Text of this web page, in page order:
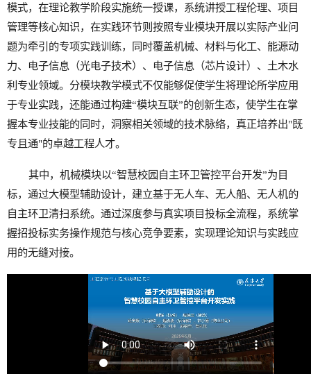
模式，在理论教学阶段实施统一授课，系统讲授工程伦理、项目
管理等核心知识，在实践环节则按照专业模块开展以实际产业问
题为牵引的专项实践训练，同时覆盖机械、材料与化工、能源动
力、电子信息（光电子技术）、电子信息（芯片设计）、土木水
利专业领域。分模块教学模式不仅能够促使学生将理论所学应用
于专业实践，还能通过构建“模块互联”的创新生态，使学生在掌
握本专业技能的同时，洞察相关领域的技术脉络，真正培养出"既
专且通"的卓越工程人才。
其中，机械模块以“智慧校园自主环卫管控平台开发”为目
标，通过大模型辅助设计，建立基于无人车、无人船、无人机的
自主环卫清扫系统。通过深度参与真实项目投标全流程，系统掌
握招投标实务操作规范与核心竞争要素，实现理论知识与实践应
用的无缝对接。